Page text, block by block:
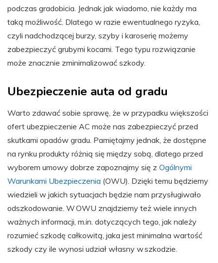
podczas gradobicia. Jednak jak wiadomo, nie każdy ma
taką możliwość. Dlatego w razie ewentualnego ryzyka,
czyli nadchodzącej burzy, szyby i karoserię możemy
zabezpieczyć grubymi kocami. Tego typu rozwiązanie
może znacznie zminimalizować szkody.
Ubezpieczenie auta od gradu
Warto zdawać sobie sprawę, że w przypadku większości
ofert ubezpieczenie AC może nas zabezpieczyć przed
skutkami opadów gradu. Pamiętajmy jednak, że dostępne
na rynku produkty różnią się między sobą, dlatego przed
wyborem umowy dobrze zapoznajmy się z Ogólnymi
Warunkami Ubezpieczenia (OWU). Dzięki temu będziemy
wiedzieli w jakich sytuacjach będzie nam przysługiwało
odszkodowanie. W OWU znajdziemy też wiele innych
ważnych informacji, m.in. dotyczących tego, jak należy
rozumieć szkodę całkowitą, jaka jest minimalna wartość
szkody czy ile wynosi udział własny w szkodzie.